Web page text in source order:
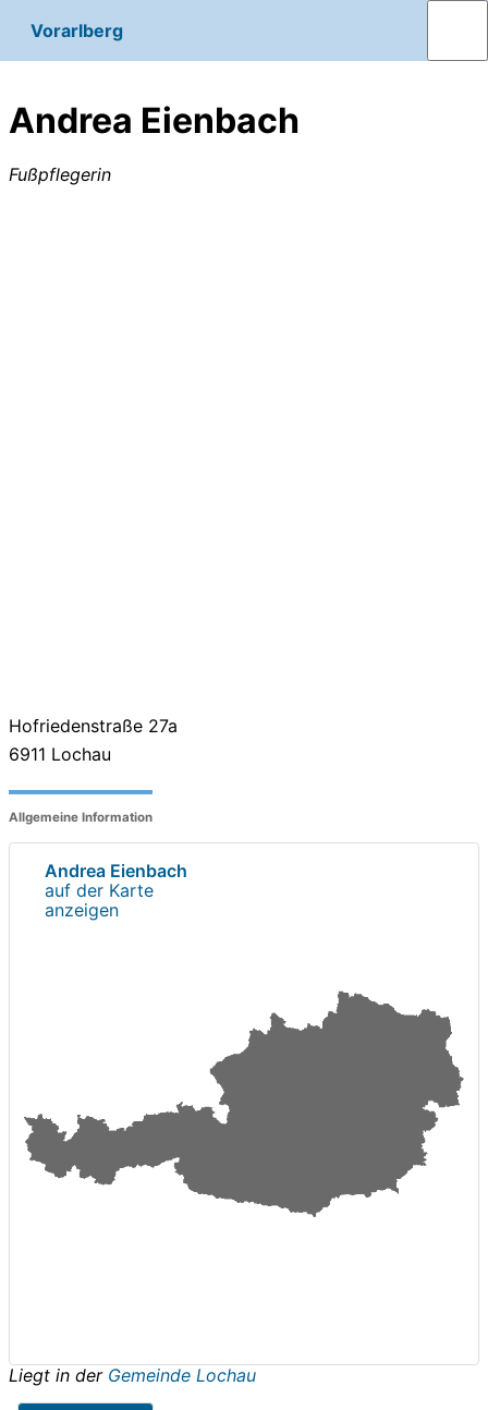
Vorarlberg
Andrea Eienbach
Fußpflegerin
Hofriedenstraße 27a
6911 Lochau
Allgemeine Information
Andrea Eienbach
auf der Karte
anzeigen
Liegt in der Gemeinde Lochau